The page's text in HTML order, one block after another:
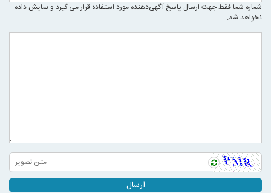
شماره شما فقط جهت ارسال پاسخ آگهی‌دهنده مورد استفاده قرار می گیرد و نمایش داده
نخواهد شد.
ارسال